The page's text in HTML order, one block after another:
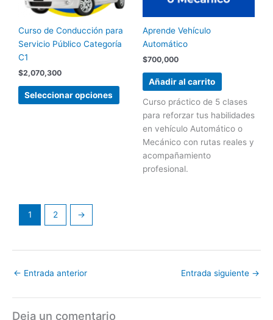
Curso de Conducción para
Servicio Público Categoría
C1
$2,070,300
Seleccionar opciones
se
pueden
elegir
en
página
de
producto
Aprende Vehículo
Automático
$700,000
Añadir al carrito
Curso práctico de 5 clases
para reforzar tus habilidades
en vehículo Automático o
Mecánico con rutas reales y
acompañamiento
profesional.
1 2 →
← Entrada anterior Entrada siguiente →
Deja un comentario